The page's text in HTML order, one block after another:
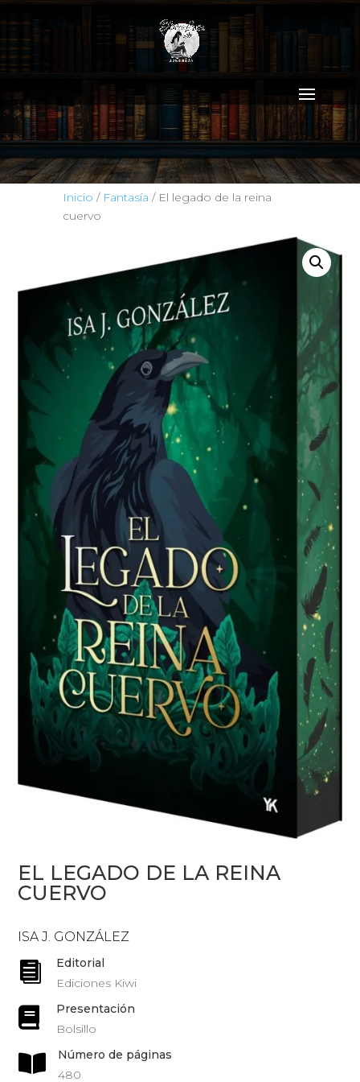
Inicio / Fantasía / El legado de la reina
cuervo
EL LEGADO DE LA REINA
CUERVO
ISA J. GONZÁLEZ

Editorial
Ediciones Kiwi

Presentación
Bolsillo

Número de páginas
480